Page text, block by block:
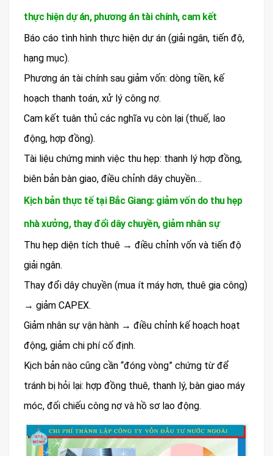
thực hiện dự án, phương án tài chính, cam kết
Báo cáo tình hình thực hiện dự án (giải ngân, tiến độ,
hạng mục).
Phương án tài chính sau giảm vốn: dòng tiền, kế
hoạch thanh toán, xử lý công nợ.
Cam kết tuân thủ các nghĩa vụ còn lại (thuế, lao
động, hợp đồng).
Tài liệu chứng minh việc thu hẹp: thanh lý hợp đồng,
biên bản bàn giao, điều chỉnh dây chuyền…
Kịch bản thực tế tại Bắc Giang: giảm vốn do thu hẹp
nhà xưởng, thay đổi dây chuyền, giảm nhân sự
Thu hẹp diện tích thuê → điều chỉnh vốn và tiến độ
giải ngân.
Thay đổi dây chuyền (mua ít máy hơn, thuê gia công)
→ giảm CAPEX.
Giảm nhân sự vận hành → điều chỉnh kế hoạch hoạt
động, giảm chi phí cố định.
Kịch bản nào cũng cần “đóng vòng” chứng từ để
tránh bị hỏi lại: hợp đồng thuê, thanh lý, bàn giao máy
móc, đối chiếu công nợ và hồ sơ lao động.